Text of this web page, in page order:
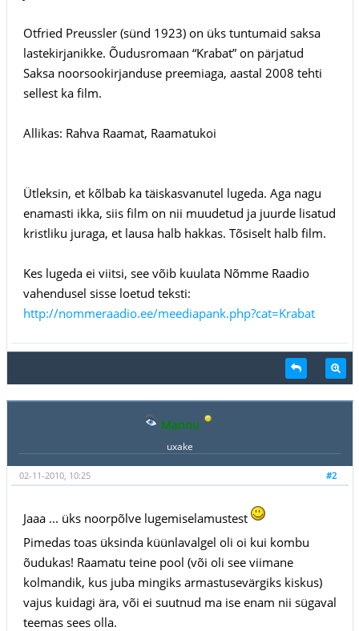
Otfried Preussler (sünd 1923) on üks tuntumaid saksa
lastekirjanikke. Õudusromaan “Krabat” on pärjatud
Saksa noorsookirjanduse preemiaga, aastal 2008 tehti
sellest ka film.
Allikas: Rahva Raamat, Raamatukoi
Ütleksin, et kõlbab ka täiskasvanutel lugeda. Aga nagu
enamasti ikka, siis film on nii muudetud ja juurde lisatud
kristliku juraga, et lausa halb hakkas. Tõsiselt halb film.
Kes lugeda ei viitsi, see võib kuulata Nõmme Raadio
vahendusel sisse loetud teksti:
http://nommeraadio.ee/meediapank.php?cat=Krabat
Mannu
uxake
#2
02-11-2010, 10:25
Jaaa ... üks noorpõlve lugemiselamustest
Pimedas toas üksinda küünlavalgel oli oi kui kombu
õudukas! Raamatu teine pool (või oli see viimane
kolmandik, kus juba mingiks armastusevärgiks kiskus)
vajus kuidagi ära, või ei suutnud ma ise enam nii sügaval
teemas sees olla.